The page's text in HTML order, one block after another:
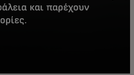
και παρέχουν